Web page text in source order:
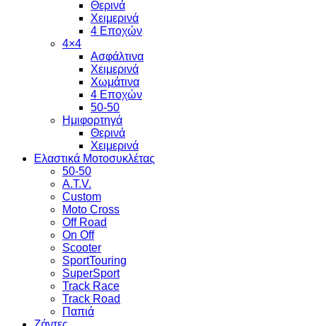
Θερινά
Χειμερινά
4 Εποχών
4×4
Ασφάλτινα
Χειμερινά
Χωμάτινα
4 Εποχών
50-50
Ημιφορτηγά
Θερινά
Χειμερινά
Ελαστικά Μοτοσυκλέτας
50-50
A.T.V.
Custom
Moto Cross
Off Road
On Off
Scooter
SportTouring
SuperSport
Track Race
Track Road
Παπιά